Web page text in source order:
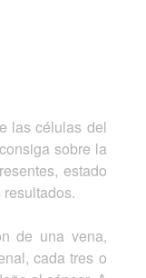
las células del
sobre la
estado
de una vena,
cada tres o